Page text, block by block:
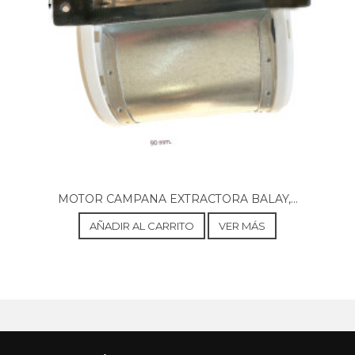
FABER, 110.0050.559 - HIDE I AGO SALMARANI
FABER, 110.0059.563 - HIDE N A90 SALNAR ANI
FABER, 110.0059 .568 - HIDE X A120 SALVARANI
FABER, 110.0061.704 - STILO ADVANCE EGS AL ADO
FABER, 110.0067.891 - DROP EGS RDE ALB
FABER, 110.0067.892 - DROP EG8 BKI A48
FABER, 110.0067.924 - BOS EGS S A75 ACTIVE.
FABER, 110.0072.390 - ORIZZONTE N/V A60 LOGIC FE
FABER, 110.0073.203 - HYBRID - KLINA BE A120 (SET)
FABER, 110.0073.205 - ORIZZONTE PLUS EG8 X A90
MOTOR CAMPANA EXTRACTORA BALAY,...
AÑADIR AL CARRITO VER MÁS